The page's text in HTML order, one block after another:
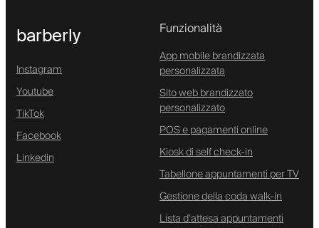
barberly
Instagram
Youtube
TikTok
Facebook
Linkedin
Funzionalità
App mobile brandizzata
personalizzata
Sito web brandizzato
personalizzato
POS e pagamenti online
Kiosk di self check-in
Tabellone appuntamenti per TV
Gestione della coda walk-in
Lista d'attesa appuntamenti